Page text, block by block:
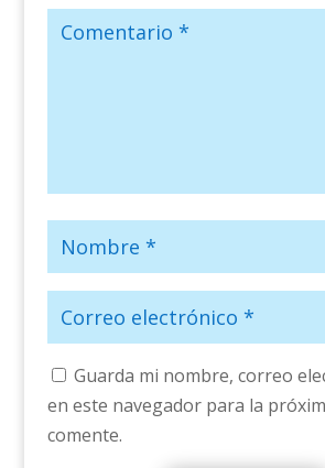
Guarda mi nombre, correo
en este navegador para la
comente.